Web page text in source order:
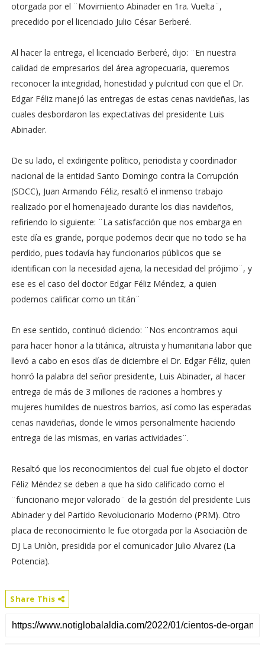
otorgada por el ¨Movimiento Abinader en 1ra. Vuelta¨,
precedido por el licenciado Julio César Berberé.
Al hacer la entrega, el licenciado Berberé, dijo: ¨En nuestra
calidad de empresarios del área agropecuaria, queremos
reconocer la integridad, honestidad y pulcritud con que el Dr.
Edgar Féliz manejó las entregas de estas cenas navideñas, las
cuales desbordaron las expectativas del presidente Luis
Abinader.
De su lado, el exdirigente político, periodista y coordinador
nacional de la entidad Santo Domingo contra la Corrupción
(SDCC), Juan Armando Féliz, resaltó el inmenso trabajo
realizado por el homenajeado durante los dias navideños,
refiriendo lo siguiente: ¨La satisfacción que nos embarga en
este día es grande, porque podemos decir que no todo se ha
perdido, pues todavía hay funcionarios públicos que se
identifican con la necesidad ajena, la necesidad del prójimo¨, y
ese es el caso del doctor Edgar Féliz Méndez, a quien
podemos calificar como un titán¨
En ese sentido, continuó diciendo: ¨Nos encontramos aqui
para hacer honor a la titánica, altruista y humanitaria labor que
llevó a cabo en esos días de diciembre el Dr. Edgar Féliz, quien
honró la palabra del señor presidente, Luis Abinader, al hacer
entrega de más de 3 millones de raciones a hombres y
mujeres humildes de nuestros barrios, así como las esperadas
cenas navideñas, donde le vimos personalmente haciendo
entrega de las mismas, en varias actividades¨.
Resaltó que los reconocimientos del cual fue objeto el doctor
Féliz Méndez se deben a que ha sido calificado como el
¨funcionario mejor valorado¨ de la gestión del presidente Luis
Abinader y del Partido Revolucionario Moderno (PRM). Otro
placa de reconocimiento le fue otorgada por la Asociaciòn de
DJ La Uniòn, presidida por el comunicador Julio Alvarez (La
Potencia).
Share This